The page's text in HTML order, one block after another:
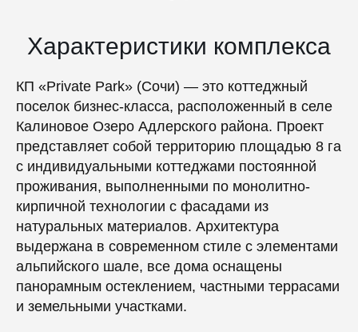
Характеристики комплекса
КП «Private Park» (Сочи) — это коттеджный
поселок бизнес-класса, расположенный в селе
Калиновое Озеро Адлерского района. Проект
представляет собой территорию площадью 8 га
с индивидуальными коттеджами постоянной
проживания, выполненными по монолитно-
кирпичной технологии с фасадами из
натуральных материалов. Архитектура
выдержана в современном стиле с элементами
альпийского шале, все дома оснащены
панорамным остеклением, частными террасами
и земельными участками.